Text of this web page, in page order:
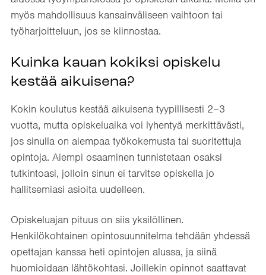
myös mahdollisuus kansainväliseen vaihtoon tai
työharjoitteluun, jos se kiinnostaa.
Kuinka kauan kokiksi opiskelu
kestää aikuisena?
Kokin koulutus kestää aikuisena tyypillisesti 2–3
vuotta, mutta opiskeluaika voi lyhentyä merkittävästi,
jos sinulla on aiempaa työkokemusta tai suoritettuja
opintoja. Aiempi osaaminen tunnistetaan osaksi
tutkintoasi, jolloin sinun ei tarvitse opiskella jo
hallitsemiasi asioita uudelleen.
Opiskeluajan pituus on siis yksilöllinen.
Henkilökohtainen opintosuunnitelma tehdään yhdessä
opettajan kanssa heti opintojen alussa, ja siinä
huomioidaan lähtökohtasi. Joillekin opinnot saattavat